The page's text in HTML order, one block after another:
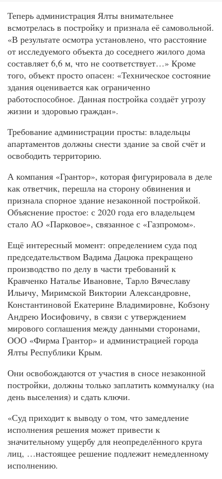
Теперь администрация Ялты внимательнее
всмотрелась в постройку и признала её самовольной.
«В результате осмотра установлено, что расстояние
от исследуемого объекта до соседнего жилого дома
составляет 6,6 м, что не соответствует…» Кроме
того, объект просто опасен: «Техническое состояние
здания оценивается как ограниченно
работоспособное. Данная постройка создаёт угрозу
жизни и здоровью граждан».
Требование администрации просты: владельцы
апартаментов должны снести здание за свой счёт и
освободить территорию.
А компания «Грантор», которая фигурировала в деле
как ответчик, перешла на сторону обвинения и
признала спорное здание незаконной постройкой.
Объяснение простое: с 2020 года его владельцем
стало АО «Парковое», связанное с «Газпромом».
Ещё интересный момент: определением суда под
председательством Вадима Дацюка прекращено
производство по делу в части требований к
Кравченко Наталье Ивановне, Тарло Вячеславу
Ильичу, Миримской Виктории Александровне,
Константиновой Екатерине Владимировне, Кобзону
Андрею Иосифовичу, в связи с утверждением
мирового соглашения между данными сторонами,
ООО «Фирма Грантор» и администрацией города
Ялты Республики Крым.
Они освобождаются от участия в сносе незаконной
постройки, должны только заплатить коммуналку (на
день выселения) и сдать ключи.
«Суд приходит к выводу о том, что замедление
исполнения решения может привести к
значительному ущербу для неопределённого круга
лиц, …настоящее решение подлежит немедленному
исполнению.